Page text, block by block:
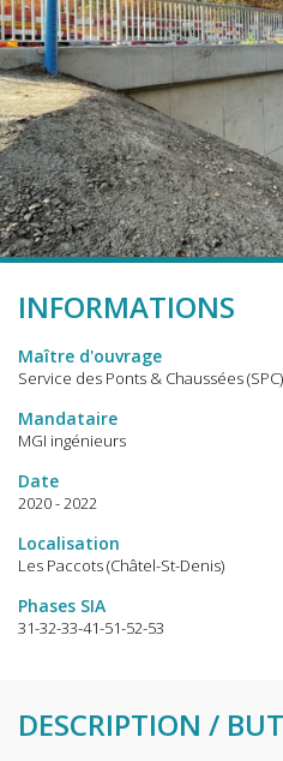
INFORMATIONS
Maître d'ouvrage
Service des Ponts & Chaussées (SPC)
Mandataire
MGI ingénieurs
Date
2020 - 2022
Localisation
Les Paccots (Châtel-St-Denis)
Phases SIA
31-32-33-41-51-52-53
DESCRIPTION / BUT